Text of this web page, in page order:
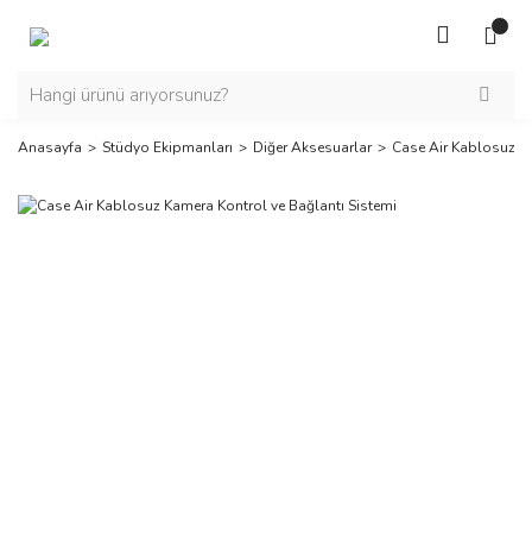
Anasayfa Stüdyo Ekipmanları Diğer Aksesuarlar Case Air Kablosuz